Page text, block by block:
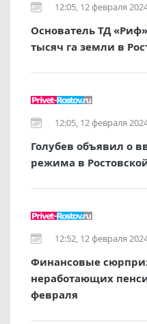
12:05, 12 февраля
Основатель ТД
тысяч га земли в
12:05, 12 февраля
Голубев объявил о
режима в
12:52, 12 февраля
Финансовые
неработающих
февраля